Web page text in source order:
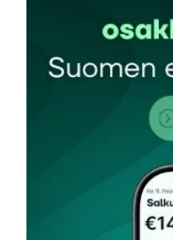
kentät on
Kommentti*